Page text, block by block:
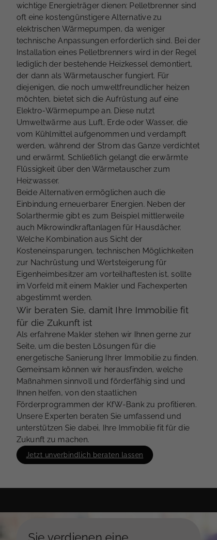
wichtige Energieträger dienen: Pelletbrenner sind
oft eine kostengünstigere Alternative zu
elektrischen Wärmepumpen, da weniger
technische Anpassungen erforderlich sind. Bei der
Installation eines Pelletbrenners wird in der Regel
lediglich der bestehende Heizkessel demontiert,
der dann als Wärmetauscher fungiert. Für
diejenigen, die noch umweltfreundlicher heizen
möchten, bietet sich die Aufrüstung auf eine
Elektro-Wärmepumpe an. Diese nutzt
Umweltwärme aus Luft, Erde oder Wasser, die
vom Kühlmittel aufgenommen und verdampft
werden, während der Strom das Ganze verdichtet
und erwärmt. Schließlich gelangt die erwärmte
Flüssigkeit über den Wärmetauscher zum
Heizwasser.
Beide Alternativen ermöglichen auch die
Einbindung erneuerbarer Energien. Neben der
Solarthermie gibt es zum Beispiel mittlerweile
auch Mikrowindkraftanlagen für Hausdächer.
Welche Kombination aus Sicht der
Kosteneinsparungen, technischen Möglichkeiten
zur Nachrüstung und Wertsteigerung für
Eigenheimbesitzer am vorteilhaftesten ist, sollte
im Vorfeld mit einem Makler und Fachexperten
abgestimmt werden.
Wir beraten Sie, damit Ihre Immobilie fit
für die Zukunft ist
Als erfahrene Makler stehen wir Ihnen gerne zur
Seite, um die besten Lösungen für die
energetische Sanierung Ihrer Immobilie zu finden.
Gemeinsam können wir herausfinden, welche
Maßnahmen sinnvoll und förderfähig sind und
Ihnen helfen, von den staatlichen
Förderprogrammen der KfW-Bank zu profitieren.
Unsere Experten beraten Sie umfassend und
unterstützen Sie dabei, Ihre Immobilie fit für die
Zukunft zu machen.
Jetzt unverbindlich beraten lassen
Sie verdienen eine